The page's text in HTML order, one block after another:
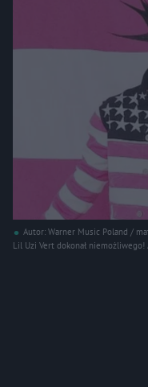
Autor: Warner Music Poland /
Lil Uzi Vert dokonał niemożliwego!